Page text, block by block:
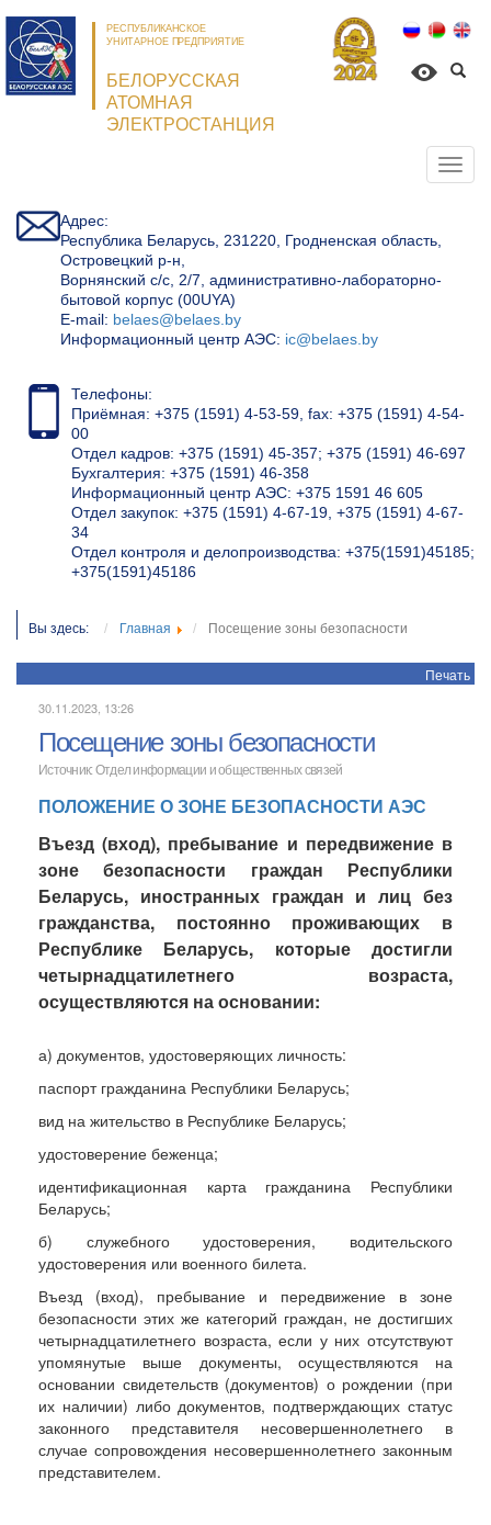
РЕСПУБЛИКАНСКОЕ
УНИТАРНОЕ ПРЕДПРИЯТИЕ
БЕЛОРУССКАЯ
АТОМНАЯ
ЭЛЕКТРОСТАНЦИЯ
Адрес:
Республика Беларусь, 231220, Гродненская область,
Островецкий р-н,
Ворнянский с/с, 2/7, административно-лабораторно-
бытовой корпус (00UYA)
Е-mail: belaes@belaes.by
Информационный центр АЭС: ic@belaes.by
Телефоны:
Приёмная: +375 (1591) 4-53-59, fax: +375 (1591) 4-54-
00
Отдел кадров: +375 (1591) 45-357; +375 (1591) 46-697
Бухгалтерия: +375 (1591) 46-358
Информационный центр АЭС: +375 1591 46 605
Отдел закупок: +375 (1591) 4-67-19, +375 (1591) 4-67-
34
Отдел контроля и делопроизводства: +375(1591)45185;
+375(1591)45186
Вы здесь: Главная Посещение зоны безопасности
Печать
30.11.2023, 13:26
Посещение зоны безопасности
Источник: Отдел информации и общественных связей
ПОЛОЖЕНИЕ О ЗОНЕ БЕЗОПАСНОСТИ АЭС
Въезд (вход), пребывание и передвижение в
зоне безопасности граждан Республики
Беларусь, иностранных граждан и лиц без
гражданства, постоянно проживающих в
Республике Беларусь, которые достигли
четырнадцатилетнего возраста,
осуществляются на основании:
а) документов, удостоверяющих личность:
паспорт гражданина Республики Беларусь;
вид на жительство в Республике Беларусь;
удостоверение беженца;
идентификационная карта гражданина Республики
Беларусь;
б) служебного удостоверения, водительского
удостоверения или военного билета.
Въезд (вход), пребывание и передвижение в зоне
безопасности этих же категорий граждан, не достигших
четырнадцатилетнего возраста, если у них отсутствуют
упомянутые выше документы, осуществляются на
основании свидетельств (документов) о рождении (при
их наличии) либо документов, подтверждающих статус
законного представителя несовершеннолетнего в
случае сопровождения несовершеннолетнего законным
представителем.